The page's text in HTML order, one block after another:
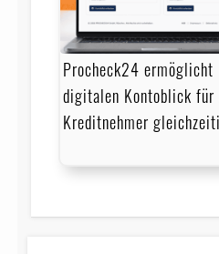
Procheck24 ermöglicht
digitalen Kontoblick für
Kreditnehmer